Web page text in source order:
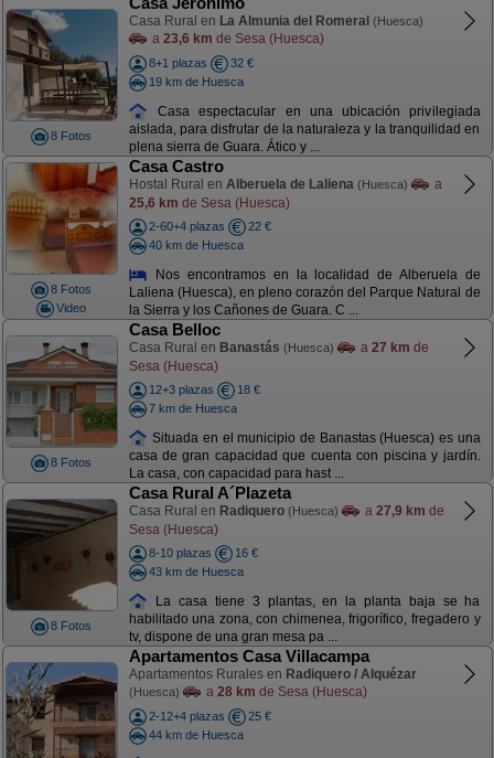
8 Fotos
Casa Rural en La Almunia del Romeral (Huesca)
a 23,6 km de Sesa (Huesca)
8+1 plazas
32 €
19 km de Huesca
Casa espectacular en una ubicación privilegiada
aislada, para disfrutar de la naturaleza y la tranquilidad en
plena sierra de Guara. Ático y ...
8 Fotos
Video
Casa Castro
Hostal Rural en Alberuela de Laliena (Huesca)
a
25,6 km de Sesa (Huesca)
2-60+4 plazas
22 €
40 km de Huesca
Nos encontramos en la localidad de Alberuela de
Laliena (Huesca), en pleno corazón del Parque Natural de
la Sierra y los Cañones de Guara. C ...
8 Fotos
Casa Belloc
Casa Rural en Banastás (Huesca) a 27 km de
Sesa (Huesca)
12+3 plazas
18 €
7 km de Huesca
Situada en el municipio de Banastas (Huesca) es una
casa de gran capacidad que cuenta con piscina y jardín.
La casa, con capacidad para hast ...
8 Fotos
Casa Rural A´Plazeta
Casa Rural en Radiquero (Huesca) a 27,9 km de
Sesa (Huesca)
8-10 plazas
16 €
43 km de Huesca
La casa tiene 3 plantas, en la planta baja se ha
habilitado una zona, con chimenea, frigorífico, fregadero y
tv, dispone de una gran mesa pa ...
Apartamentos Casa Villacampa
Apartamentos Rurales en Radiquero / Alquézar
(Huesca) a 28 km de Sesa (Huesca)
2-12+4 plazas
25 €
44 km de Huesca